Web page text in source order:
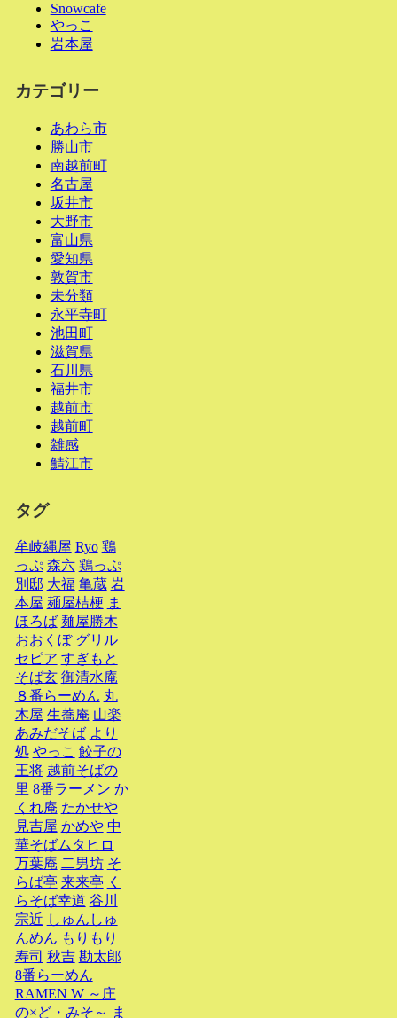
Snowcafe
やっこ
岩本屋
カテゴリー
あわら市
勝山市
南越前町
名古屋
坂井市
大野市
富山県
愛知県
敦賀市
未分類
永平寺町
池田町
滋賀県
石川県
福井市
越前市
越前町
雑感
鯖江市
タグ
牟岐縄屋 Ryo 鶏
っぷ 森六 鶏っぷ
別邸 大福 亀蔵 岩
本屋 麺屋桔梗 ま
ほろば 麺屋勝木
おおくぼ グリル
セピア すぎもと
そば玄 御清水庵
８番らーめん 丸
木屋 生蕎庵 山楽
あみだそば より
処 やっこ 餃子の
王将 越前そばの
里 8番ラーメン か
くれ庵 たかせや
見吉屋 かめや 中
華そばムタヒロ
万葉庵 二男坊 そ
らば亭 来来亭 く
らそば幸道 谷川
宗近 しゅんしゅ
んめん もりもり
寿司 秋吉 勘太郎
8番らーめん
RAMEN W ～庄
の×ど・みそ～ ま